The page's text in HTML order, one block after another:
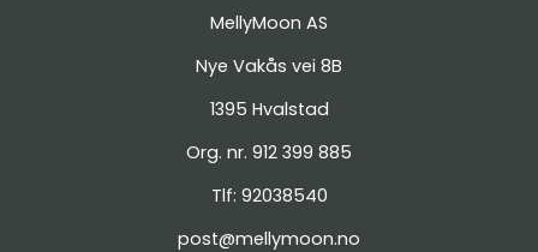
MellyMoon AS
Nye Vakås vei 8B
1395 Hvalstad
Org. nr. 912 399 885
Tlf: 92038540
post@mellymoon.no